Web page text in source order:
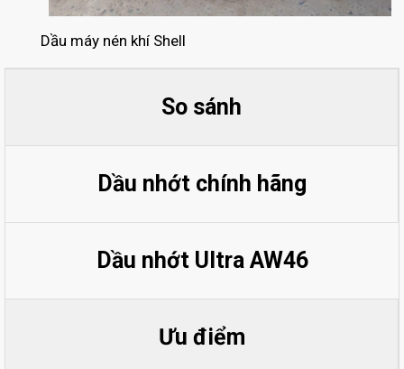
Dầu máy nén khí Shell
So sánh
Dầu nhớt chính hãng
Dầu nhớt Ultra AW46
Ưu điểm